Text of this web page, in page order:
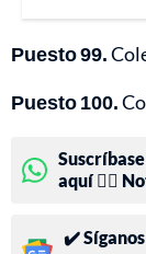
Puesto 99.
Puesto 100.
aquí 👉🏻
✔️